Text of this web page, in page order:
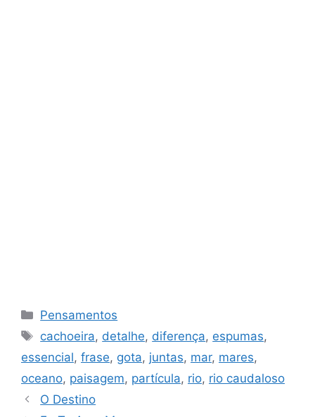
Categorias
Pensamentos
Tags
cachoeira, detalhe, diferença, espumas,
essencial, frase, gota, juntas, mar, mares,
oceano, paisagem, partícula, rio, rio caudaloso
O Destino